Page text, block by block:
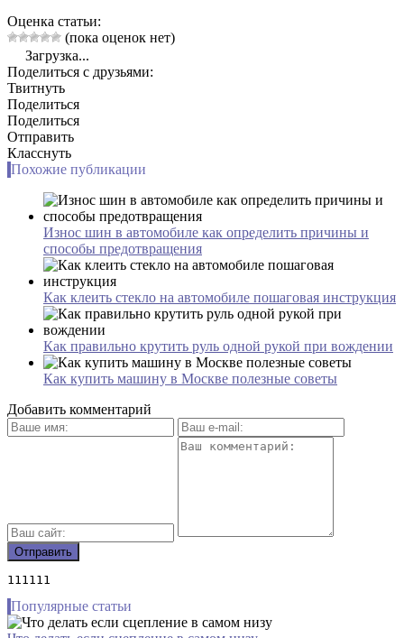
Оценка статьи:
(пока оценок нет)
Загрузка...
Поделиться с друзьями:
Твитнуть
Поделиться
Поделиться
Отправить
Класснуть
Похожие публикации
Износ шин в автомобиле как определить причины и
способы предотвращения
Как клеить стекло на автомобиле пошаговая инструкция
Как правильно крутить руль одной рукой при вождении
Как купить машину в Москве полезные советы
Добавить комментарий
111111
Популярные статьи